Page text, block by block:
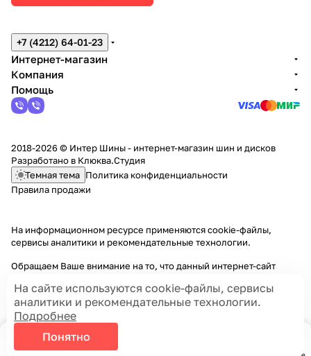
+7 (4212) 64-01-23
Интернет-магазин
Компания
Помощь
2018-2026 © Интер Шины - интернет-магазин шин и дисков
Разработано в Клюква.Студия
Темная тема Политика конфиденциальности
Правила продажи
На информационном ресурсе применяютсяcookie-файлы,
сервисы аналитики и рекомендательные технологии.
Обращаем Ваше внимание на то, что данный интернет-сайт
условиях информационные материалы и цены, размещенные на
сайте, не являются публичной офертой, определяемой
положениями Статей 435 и 437 Гражданского кодекса РФ.
На сайте используются cookie-файлы, сервисы
аналитики и рекомендательные технологии.
Подробнее
Понятно